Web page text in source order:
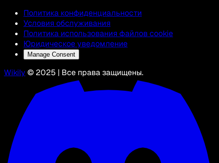
Политика конфиденциальности
Условия обслуживания
Политика использования файлов cookie
Юридическое уведомление
Manage Consent
Wikily © 2025 | Все права защищены.